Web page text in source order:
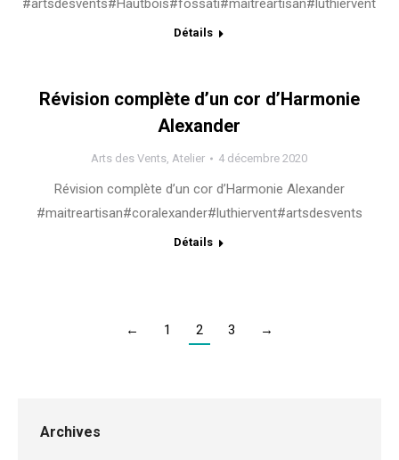
#artsdesvents#Hautbois#fossati#maitreartisan#luthiervent
Détails
Révision complète d’un cor d’Harmonie
Alexander
Arts des Vents, Atelier 4 décembre 2020
Révision complète d’un cor d’Harmonie Alexander
#maitreartisan#coralexander#luthiervent#artsdesvents
Détails
← 1 2 3 →
Archives